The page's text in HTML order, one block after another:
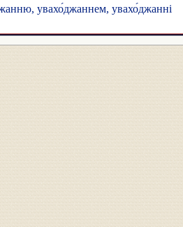
увахо́джаннем, увахо́джанні